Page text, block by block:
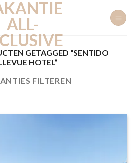
ALL-
GETAGGED “SENTIDO
HOTEL”
FILTEREN